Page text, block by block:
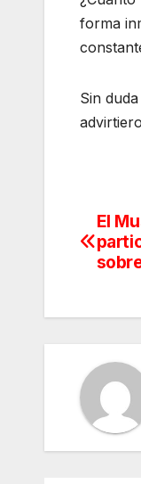
forma
Sin
de
El